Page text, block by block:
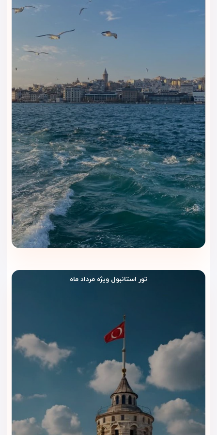
اسپا و خدمات آرامش‌بخش
بخش اسپا هتل پرا رز برای مسافرانی مناسب است که بعد از
آرامش بیشتری نیاز دارند. این بخش به مهمانان کمک می‌کند
خستگی روز را کمتر کنند و اقامتی دلپذیرتر داشته باشند.
🏋️ سالن فیتنس
سالن فیتنس هتل برای مهمانانی مناسب است که در طول سفر
هم برنامه ورزشی خود را حفظ می‌کنند. این فضا برای تمرین سبک و
فعالیت روزانه در زمان اقامت کاربرد دارد.
اینترنت برای مدیریت سفر
دسترسی به اینترنت باعث می‌شود مهمانان مسیرها، رزروها،
تماس‌ها و برنامه روزانه خود را راحت‌تر مدیریت کنند. این امکان برای
سفرهای کاری، خرید و گشت شهری در استانبول اهمیت زیادی
دارد.
روم‌سرویس و خدمات مهمانان اقامت را ساده‌تر و راحت‌تر می‌کنند.
مسافران می‌توانند در زمان استراحت، بعضی خدمات موردنیاز خود را
بیزینس‌سنتر و خدمات کاری
هتل پرا رز برای سفرهای کاری هم انتخابی مناسب است. وجود
بیزینس‌سنتر و خدمات مرتبط، این هتل را برای مسافرانی که در
استانبول جلسه، کار اداری یا برنامه تجاری دارند، کاربردی‌تر می‌کند.
پارکینگ و ترانسفر
پارکینگ و خدمات ترانسفر، رفت‌وآمد مهمانان را راحت‌تر می‌کند. این
امکانات برای مسافرانی که با خودرو رفت‌وآمد دارند یا می‌خواهند
مسیر فرودگاه و هتل را ساده‌تر هماهنگ کنند، اهمیت دارد.
تور استانبول ویژه مرداد ماه